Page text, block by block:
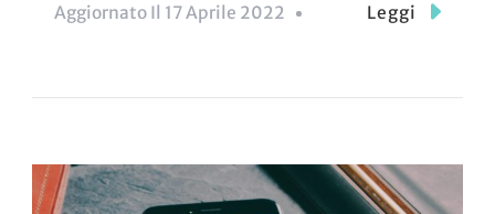
Aggiornato Il 17 Aprile 2022 Leggi